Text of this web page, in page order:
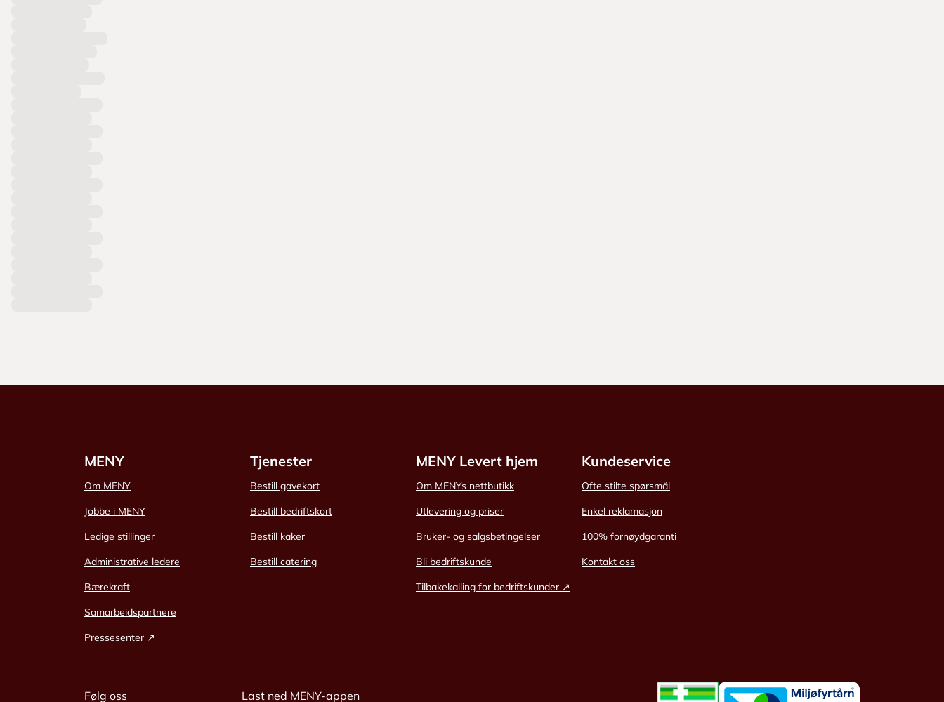
MENY
Om MENY
Jobbe i MENY
Ledige stillinger
Administrative ledere
Bærekraft
Samarbeidspartnere
Pressesenter ↗
Tjenester
Bestill gavekort
Bestill bedriftskort
Bestill kaker
Bestill catering
MENY Levert hjem
Om MENYs nettbutikk
Utlevering og priser
Bruker- og salgsbetingelser
Bli bedriftskunde
Tilbakekalling for bedriftskunder ↗
Kundeservice
Ofte stilte spørsmål
Enkel reklamasjon
100% fornøydgaranti
Kontakt oss
Følg oss Last ned MENY-appen